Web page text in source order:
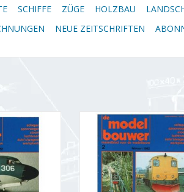
SCHIFFE ZÜGE HOLZBAU
NEUE ZEITSCHRIFTEN
95.82.001
(PDF)
HINZUFÜGEN
De Modelbouwer
Jahrgang "Der
Ausgabe : 82.002 (PDF)
ZUM WARENKORB